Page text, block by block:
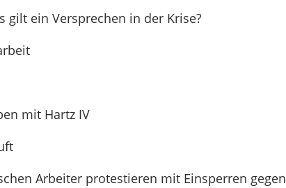
gilt ein Versprechen in der Krise?
mit Hartz IV
Arbeiter protestieren mit Einsperren gegen